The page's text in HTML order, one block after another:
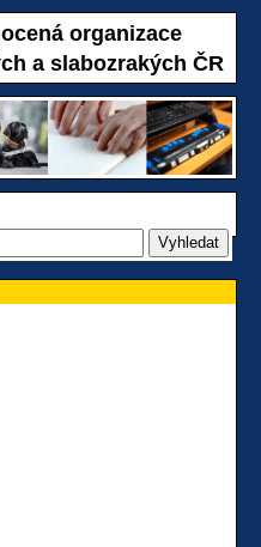
organizace
a slabozrakých ČR